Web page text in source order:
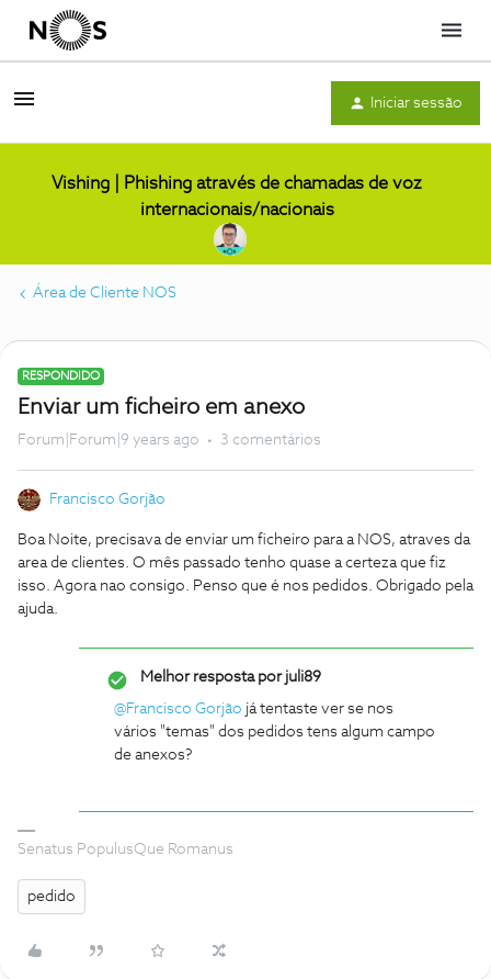
Menu
Iniciar sessão
Vishing | Phishing através de chamadas de voz
internacionais/nacionais
Área de Cliente NOS
RESPONDIDO
Enviar um ficheiro em anexo
Forum|Forum|9 years ago 3 comentários
Francisco Gorjão
Boa Noite, precisava de enviar um ficheiro para a NOS, atraves da
area de clientes. O mês passado tenho quase a certeza que fiz
isso. Agora nao consigo. Penso que é nos pedidos. Obrigado pela
ajuda.
Melhor resposta porjuli89
@Francisco Gorjão já tentaste ver se nos
vários "temas" dos pedidos tens algum campo
de anexos?
Senatus PopulusQue Romanus
pedido